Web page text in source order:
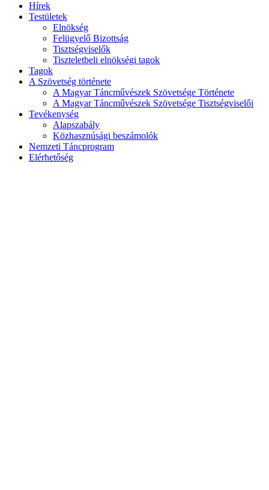
Hírek
Testületek
Elnökség
Felügyelő Bizottság
Tisztségviselők
Tiszteletbeli elnökségi tagok
Tagok
A Szövetség története
A Magyar Táncművészek Szövetsége Története
A Magyar Táncművészek Szövetsége Tisztségviselői
Tevékenység
Alapszabály
Közhasznúsági beszámolók
Nemzeti Táncprogram
Elérhetőség